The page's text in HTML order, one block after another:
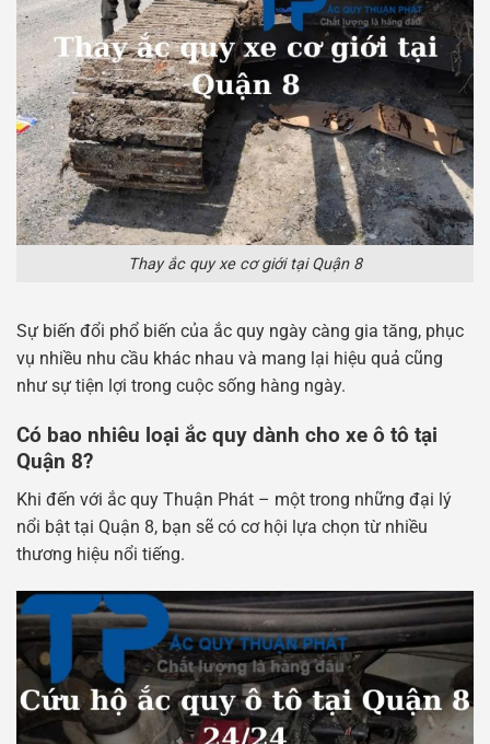
Thay ắc quy xe cơ giới tại Quận 8
Sự biến đổi phổ biến của ắc quy ngày càng gia tăng, phục
vụ nhiều nhu cầu khác nhau và mang lại hiệu quả cũng
như sự tiện lợi trong cuộc sống hàng ngày.
Có bao nhiêu loại ắc quy dành cho xe ô tô tại
Quận 8?
Khi đến với ắc quy Thuận Phát – một trong những đại lý
nổi bật tại Quận 8, bạn sẽ có cơ hội lựa chọn từ nhiều
thương hiệu nổi tiếng.